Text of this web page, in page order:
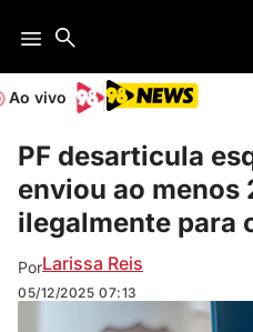
Ao vivo
PF desarticula
enviou ao menos
ilegalmente para
PorLarissa Reis
05/12/2025 07:13